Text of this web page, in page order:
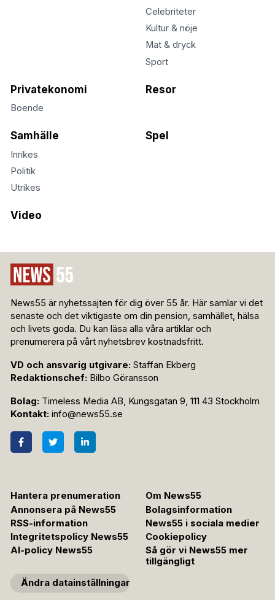
Celebriteter
Kultur & nöje
Mat & dryck
Sport
Privatekonomi
Boende
Resor
Samhälle
Inrikes
Politik
Utrikes
Spel
Video
News55 är nyhetssajten för dig över 55 år. Här samlar vi det
senaste och det viktigaste om din pension, samhället, hälsa
och livets goda. Du kan läsa alla våra artiklar och
prenumerera på vårt nyhetsbrev kostnadsfritt.
VD och ansvarig utgivare: Staffan Ekberg
Redaktionschef: Bilbo Göransson
Bolag: Timeless Media AB, Kungsgatan 9, 111 43 Stockholm
Kontakt: info@news55.se
Hantera prenumeration
Om News55
Annonsera på News55
Bolagsinformation
RSS-information
News55 i sociala medier
Integritetspolicy News55
Cookiepolicy
AI-policy News55
Så gör vi News55 mer
tillgängligt
Ändra datainställningar